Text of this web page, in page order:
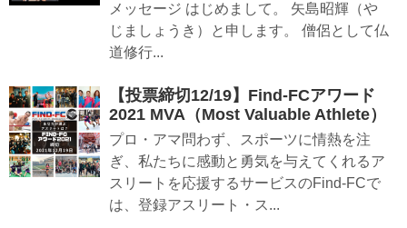
メッセージ はじめまして。 矢島昭輝（や
じましょうき）と申します。 僧侶として仏
道修行...
【投票締切12/19】Find-FCアワード
2021 MVA（Most Valuable Athlete）
プロ・アマ問わず、スポーツに情熱を注
ぎ、私たちに感動と勇気を与えてくれるア
スリートを応援するサービスのFind-FCで
は、登録アスリート・ス...